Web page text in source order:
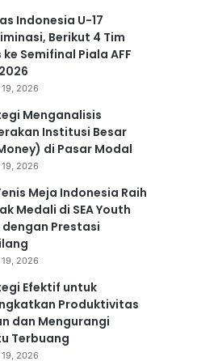
Indonesia U-17
Berikut 4 Tim
ke Semifinal Piala AFF
2026
Menganalisis
Institusi Besar
di Pasar Modal
2026
Meja Indonesia Raih
Medali di SEA Youth
dengan Prestasi
2026
Efektif untuk
Produktivitas
dan Mengurangi
Terbuang
2026